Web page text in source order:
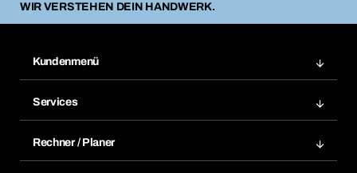
WIR VERSTEHEN DEIN HANDWERK.
Kundenmenü
Rechnungen
Daueraufträge
Services
Rechner / Planer